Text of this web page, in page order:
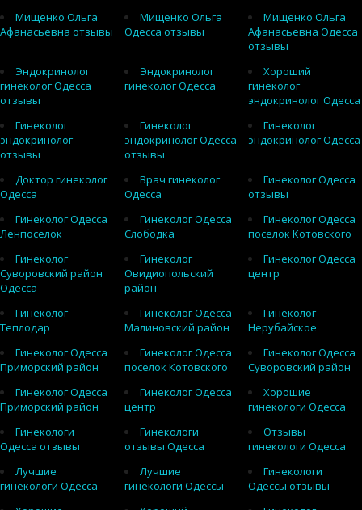
Мищенко Ольга
Афанасьевна отзывы
Мищенко Ольга
Одесса отзывы
Мищенко Ольга
Афанасьевна Одесса
отзывы
Эндокринолог
гинеколог Одесса
отзывы
Эндокринолог
гинеколог Одесса
Хороший
гинеколог
эндокринолог Одесса
Гинеколог
эндокринолог
отзывы
Гинеколог
эндокринолог Одесса
отзывы
Гинеколог
эндокринолог Одесса
Доктор гинеколог
Одесса
Врач гинеколог
Одесса
Гинеколог Одесса
отзывы
Гинеколог Одесса
Ленпоселок
Гинеколог Одесса
Слободка
Гинеколог Одесса
поселок Котовского
Гинеколог
Суворовский район
Одесса
Гинеколог
Овидиопольский
район
Гинеколог Одесса
центр
Гинеколог
Теплодар
Гинеколог Одесса
Малиновский район
Гинеколог
Нерубайское
Гинеколог Одесса
Приморский район
Гинеколог Одесса
поселок Котовского
Гинеколог Одесса
Суворовский район
Гинеколог Одесса
Приморский район
Гинеколог Одесса
центр
Хорошие
гинекологи Одесса
Гинекологи
Одесса отзывы
Гинекологи
отзывы Одесса
Отзывы
гинекологи Одесса
Лучшие
гинекологи Одесса
Лучшие
гинекологи Одессы
Гинекологи
Одессы отзывы